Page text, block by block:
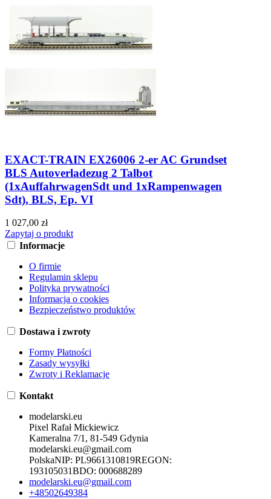
EXACT-TRAIN EX26006 2-er AC Grundset
BLS Autoverladezug 2 Talbot
(1xAuffahrwagenSdt und 1xRampenwagen
Sdt), BLS, Ep. VI
1 027,00 zł
Zapytaj o produkt
Informacje
O firmie
Regulamin sklepu
Polityka prywatności
Informacja o cookies
Bezpieczeństwo produktów
Dostawa i zwroty
Formy Płatności
Zasady wysyłki
Zwroty i Reklamacje
Kontakt
modelarski.eu
Pixel Rafał Mickiewicz
Kameralna 7/1, 81-549 Gdynia
modelarski.eu@gmail.com
PolskaNIP: PL9661310819REGON:
193105031BDO: 000688289
modelarski.eu@gmail.com
+48502649384